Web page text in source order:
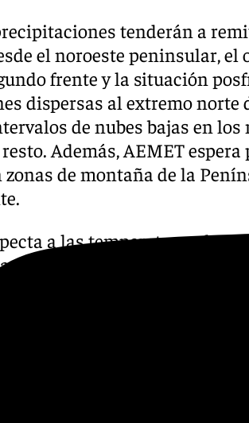
tenderán a
el noroeste peninsular,
frente y la situación
dispersas al extremo
de nubes bajas en
resto. Además, AEMET
zonas de montaña de la
a lastemperaturas, los
Península y aumentarán en
De esta manera, las
altas serán Valencia con
y Girona y Málaga con 32ºC.